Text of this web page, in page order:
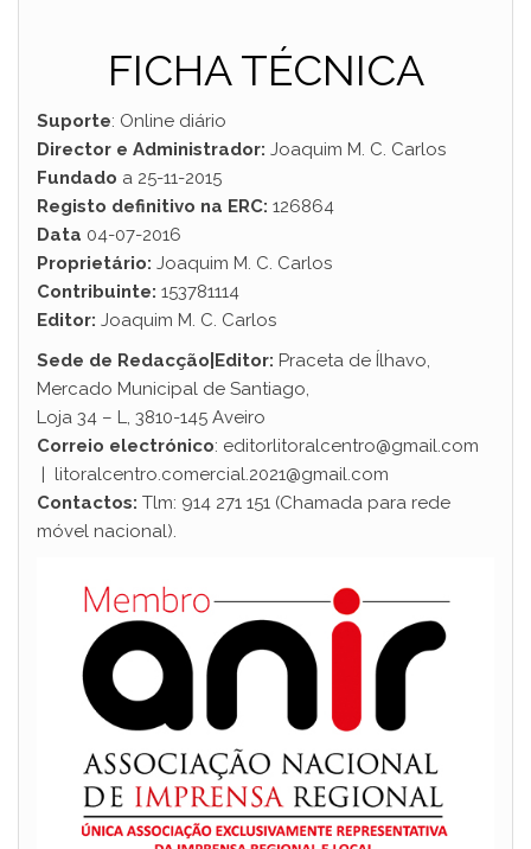
FICHA TÉCNICA
Suporte: Online diário
Director e Administrador: Joaquim M. C. Carlos
Fundado a 25-11-2015
Registo definitivo na ERC: 126864
Data 04-07-2016
Proprietário: Joaquim M. C. Carlos
Contribuinte: 153781114
Editor: Joaquim M. C. Carlos
Sede de Redacção|Editor: Praceta de Ílhavo,
Mercado Municipal de Santiago,
Loja 34 – L, 3810-145 Aveiro
Correio electrónico: editorlitoralcentro@gmail.com
| litoralcentro.comercial.2021@gmail.com
Contactos: Tlm: 914 271 151 (Chamada para rede
móvel nacional).